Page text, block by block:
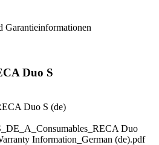
Garantieinformationen
Duo S
Duo S (de)
Duo
Information_German (de).pdf